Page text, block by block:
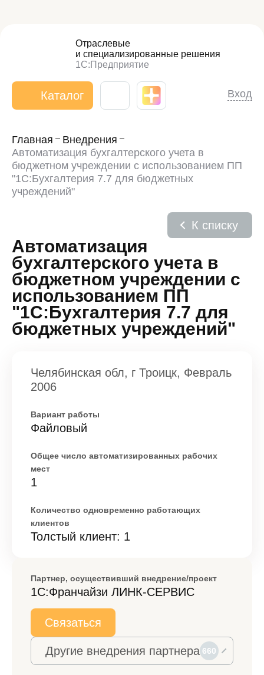
Отраслевые
и специализированные решения
1С:Предприятие
Каталог Вход
Главная
Внедрения
Автоматизация бухгалтерского учета в
бюджетном учреждении с использованием ПП
"1С:Бухгалтерия 7.7 для бюджетных
учреждений"
Автоматизация
бухгалтерского учета в
бюджетном учреждении с
использованием ПП
"1С:Бухгалтерия 7.7 для
бюджетных учреждений"
К списку
Челябинская обл, г Троицк, Февраль
2006
Вариант работы
Файловый
Общее число автоматизированных рабочих
мест
1
Количество одновременно работающих
клиентов
Толстый клиент: 1
Партнер, осуществивший внедрение/проект
1С:Франчайзи ЛИНК-СЕРВИС
Связаться
Другие внедрения партнера 660